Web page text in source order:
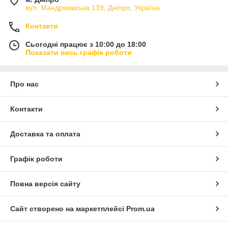
вул. Мандриківська 139, Дніпро, Україна
Контакти
Сьогодні працює з 10:00 до 18:00
Показати весь графік роботи
Про нас
Контакти
Доставка та оплата
Графік роботи
Повна версія сайту
Сайт створено на маркетплейсі Prom.ua